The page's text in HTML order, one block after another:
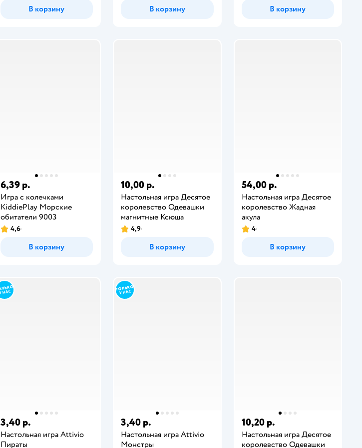
В корзину В корзину В корзину
6,39 р.
Игра с колечками
KiddiePlay Морские
обитатели 9003
4,6
В корзину
10,00 р.
Настольная игра Десятое
королевство Одевашки
магнитные Ксюша
4,9
В корзину
54,00 р.
Настольная игра Десятое
королевство Жадная
акула
4
В корзину
3,40 р.
Настольная игра Attivio
Пираты
3,40 р.
Настольная игра Attivio
Монстры
10,20 р.
Настольная игра Десятое
королевство Одевашки